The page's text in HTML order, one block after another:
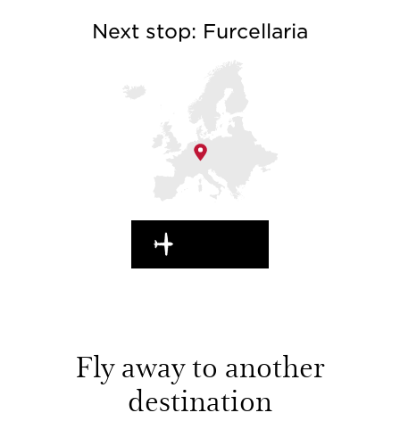
Next stop: Furcellaria
Fly away to another
destination